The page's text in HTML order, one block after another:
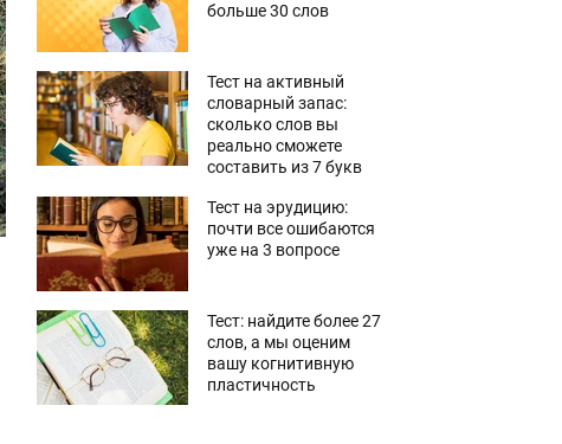
больше 30 слов
Тест на активный
словарный запас:
сколько слов вы
реально сможете
составить из 7 букв
Тест на эрудицию:
почти все ошибаются
уже на 3 вопросе
Тест: найдите более 27
слов, а мы оценим
вашу когнитивную
пластичность